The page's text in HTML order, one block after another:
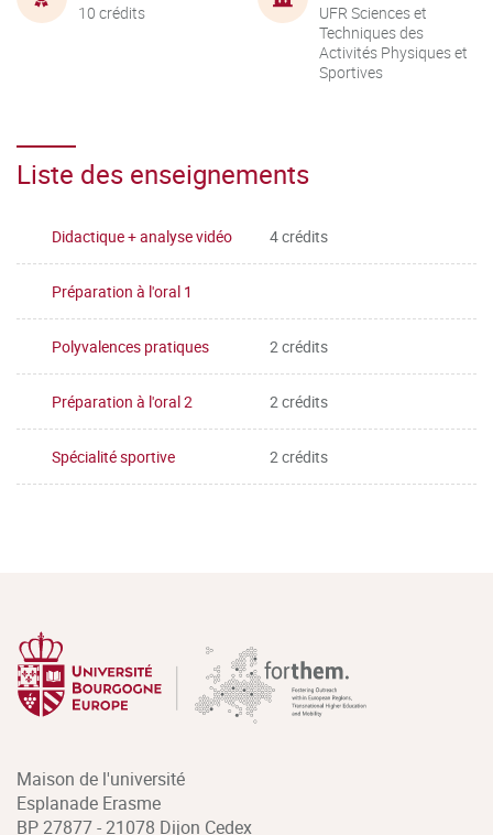
10 crédits
UFR Sciences et
Techniques des
Activités Physiques et
Sportives
Liste des enseignements
Didactique + analyse vidéo 4 crédits
Préparation à l'oral 1
Polyvalences pratiques 2 crédits
Préparation à l'oral 2 2 crédits
Spécialité sportive 2 crédits
Maison de l'université
Esplanade Erasme
BP 27877 - 21078 Dijon Cedex